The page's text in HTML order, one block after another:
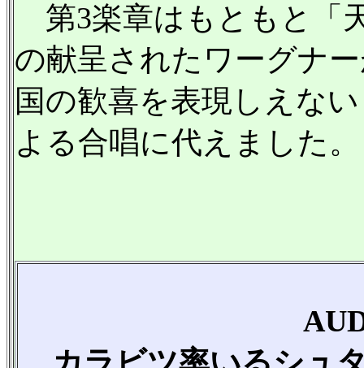
第3楽章はもともと「
の献呈されたワーグナ
国の歓喜を表現しえな
よる合唱に代えました。